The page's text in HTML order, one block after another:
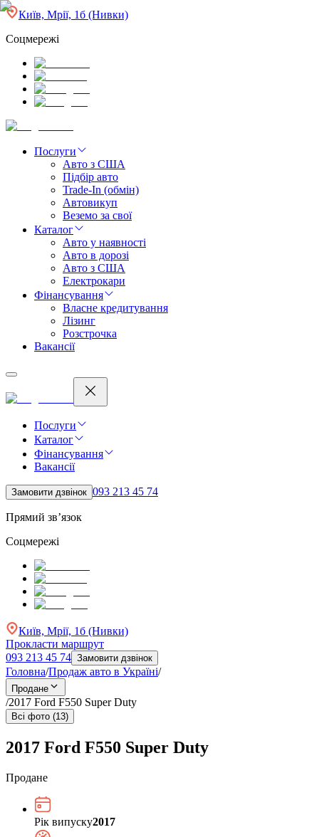
Київ, Мрії, 1б (Нивки)
Соцмережі
Послуги
Авто з США
Підбір авто
Trade-In (обмін)
Автовикуп
Веземо за свої
Каталог
Авто у наявності
Авто в дорозі
Авто з США
Електрокари
Фінансування
Власне кредитування
Лізинг
Розстрочка
Вакансії
Послуги
Каталог
Фінансування
Вакансії
Замовити дзвінок 093 213 45 74
Прямий зв’язок
Соцмережі
Київ, Мрії, 1б (Нивки)
Прокласти маршрут
093 213 45 74 Замовити дзвінок
Головна/Продаж авто в Україні/
Продане
/2017 Ford F550 Super Duty
Всі фото (13)
2017 Ford F550 Super Duty
Продане
Рік випуску2017